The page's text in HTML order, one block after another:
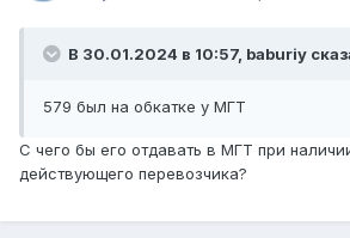
В 30.01.2024 в 10:57, baburiy
579 был на обкатке у МГТ
С чего бы его отдавать в МГТ при
действующего перевозчика?